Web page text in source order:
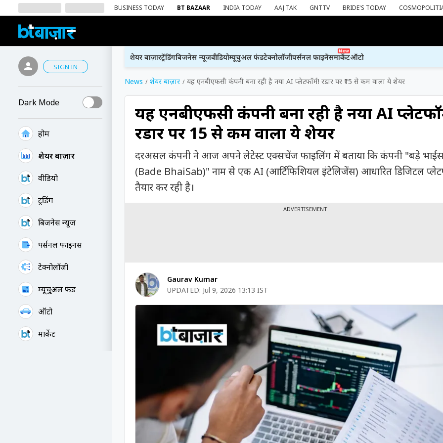
BUSINESS TODAY BT BAZAAR INDIA TODAY AAJ TAK GNTTV BRIDE'S TODAY
SIGN IN
Dark Mode
होम
शेयर बाज़ार
वीडियो
ट्रेंडिंग
बिजनेस न्यूज
पर्सनल फाइनेंस
टेक्नोलॉजी
म्यूचु्अल फंड
ऑटो
मार्केट
शेयर बाज़ारट्रेंडिंगबिजनेस न्यूजवीडियोम्यूचुअल फंडटेक्नोलॉजीपर्सनल फाइनेंस
New
मार्केटऑटो
News शेयर बाज़ार यह एनबीएफसी कंपनी बना रही है नया AI प्लेटफॉर्म! रडार पर ₹15 से कम वाला ये शेयर
यह एनबीएफसी कंपनी बना रही है नया AI
रडार पर ₹15 से कम वाला ये शेयर
दरअसल कंपनी ने आज अपने लेटेस्ट एक्सचेंज फाइलिंग में बताया कि कंपनी "बड़े
(Bade BhaiSab)" नाम से एक AI (आर्टिफिशियल इंटेलिजेंस) आधारित डिजिटल
तैयार कर रही है।
ADVERTISEMENT
Gaurav Kumar
UPDATED: Jul 9, 2026 13:13 IST